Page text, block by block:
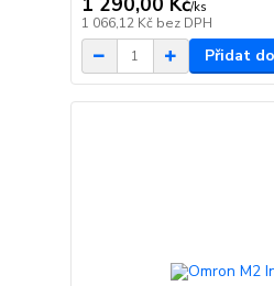
/ks
1 066,12 Kč bez DPH
Přidat